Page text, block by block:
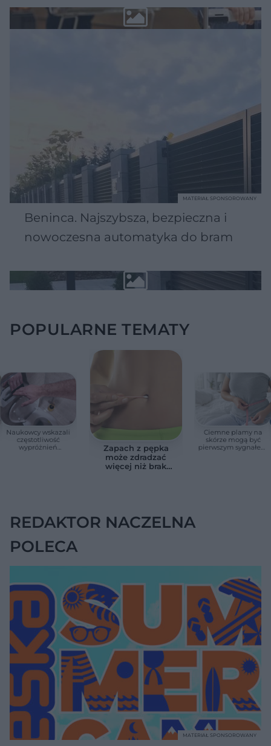
Beninca. Najszybsza, bezpieczna i
nowoczesna automatyka do bram
MATERIAŁ SPONSOROWANY
POPULARNE TEMATY
Naukowcy wskazali
częstotliwość
wypróżnień
Zapach z pępka
może zdradzać
więcej niż brak
Ciemne plamy na
skórze mogą być
pierwszym sygnałem
REDAKTOR NACZELNA
POLECA
MATERIAŁ SPONSOROWANY